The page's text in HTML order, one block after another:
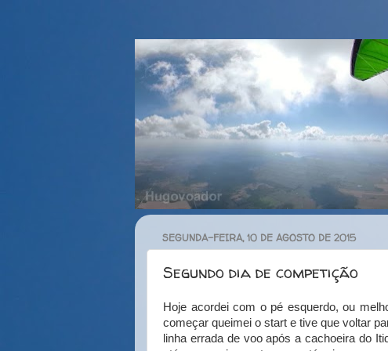
SEGUNDA-FEIRA, 10 DE AGOSTO DE 2015
Segundo dia de competição
Hoje acordei com o pé esquerdo, ou
começar queimei o start e tive que voltar
linha errada de voo após a cachoeira do